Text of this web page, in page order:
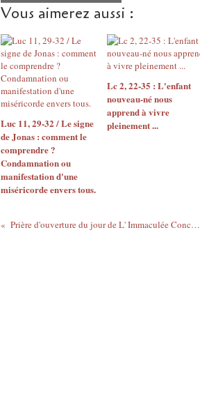
Vous aimerez aussi :
Luc 11, 29-32 / Le signe
de Jonas : comment le
comprendre ?
Condamnation ou
manifestation d'une
miséricorde envers tous.
Lc 2, 22-35 : L'enfant
nouveau-né nous
apprend à vivre
pleinement ...
Prière d'ouverture du jour de L' Immaculée Conception - 8 décembre